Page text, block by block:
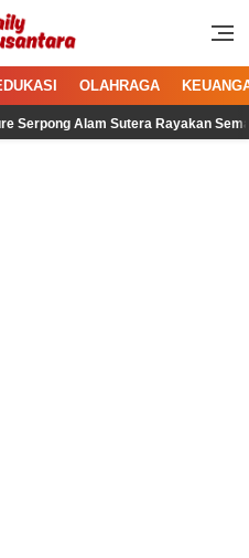
Menginspirasi
OLAHRAGA
Alam Sutera Rayakan